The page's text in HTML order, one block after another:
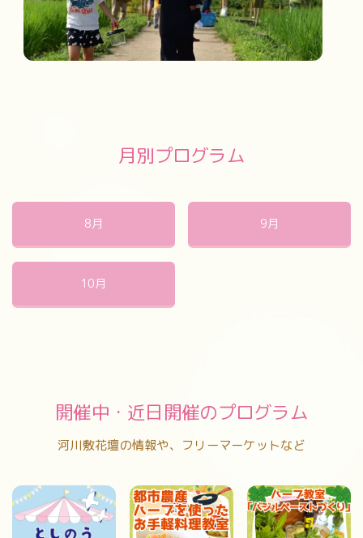
月別プログラム
8月 9月
10月
開催中・近日開催のプログラム
河川敷花壇の情報や、フリーマーケットなど